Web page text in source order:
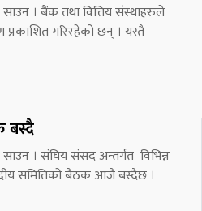
साउन । बैंक तथा वित्तिय संस्थाहरुले
प्रकाशित गरिरहेको छन् । यस्तै
बस्दै
। संघिय संसद अन्तर्गत विभिन्न
समितिको बैठक आजै बस्दैछ ।